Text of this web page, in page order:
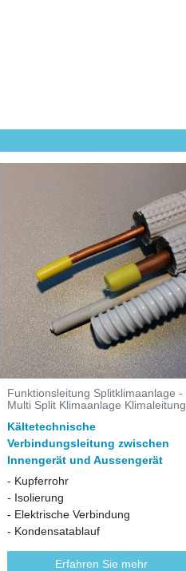
Funktionsleitung Splitklimaanlage -
Multi Split Klimaanlage Klimaleitung
Kältetechnische
Verbindungsleitung zwischen
Innengerät und Aussengerät
- Kupferrohr
- Isolierung
- Elektrische Verbindung
- Kondensatablauf
Erfahren Sie mehr